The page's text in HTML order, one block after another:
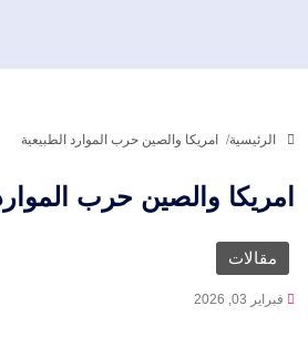
الرئيسية امريكا والصين حرب الموارد الطبيعية
امريكا والصين حرب
مقالات
فبراير 03, 2026